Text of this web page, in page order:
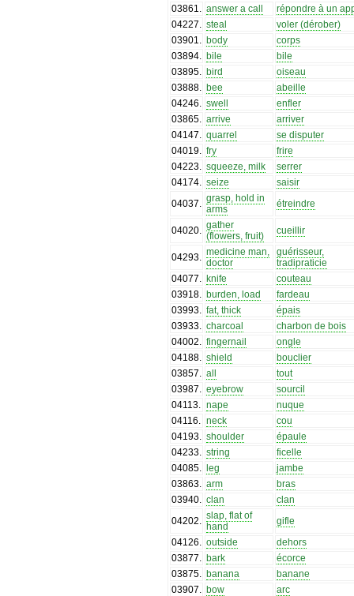
03861 answer a call
répondre à un
04227
steal
voler (dérober)
03901
body
corps
03894
bile
bile
03895
bird
oiseau
03888
bee
abeille
04246
swell
enfler
03865
arrive
arriver
04147
quarrel
se disputer
04019
fry
frire
04223
squeeze, milk
serrer
04174
seize
saisir
04037
grasp, hold in
arms
étreindre
04020
gather
(flowers, fruit)
cueillir
04293
medicine man,
doctor
guérisseur,
tradipraticie
04077
knife
couteau
03918
burden, load
fardeau
03993
fat, thick
épais
03933
charcoal
charbon de bois
04002
fingernail
ongle
04188
shield
bouclier
03857
all
tout
03987
eyebrow
sourcil
04113
nape
nuque
04116
neck
cou
04193
shoulder
épaule
04233
string
ficelle
04085
leg
jambe
03863
arm
bras
03940
clan
clan
04202
slap, flat of
hand
gifle
04126
outside
dehors
03877
bark
écorce
03875
banana
banane
03907
bow
arc